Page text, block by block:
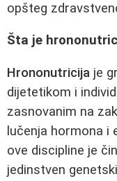
opšteg
Šta je
Hrononutricija je
dijetetikom i
zasnovanim na
lučenja hormona i
ove discipline je
jedinstven